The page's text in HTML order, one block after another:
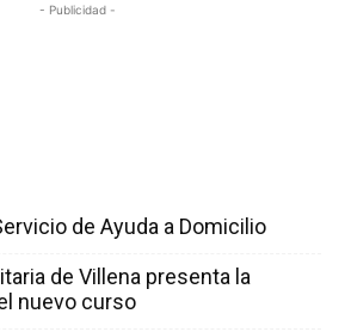
- Publicidad -
de Ayuda a Domicilio
de Villena presenta la
nuevo curso